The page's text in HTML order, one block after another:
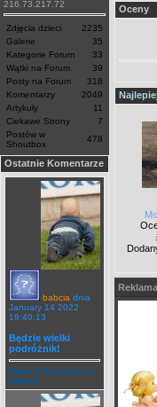
216.73.217.72
Zdjęcia dzieci
2235
Galerie
35
Kategorie Forum
33
Wątki na Forum
39
Posty na Forum
318
Komentarzy
2049
Artykuły
11
Ciekawe Strony
7
Postów w
Shoutbox
478
Ostatnie Komentarze
babcia dnia
January 14 2022
18:40:13
Będzie wielki
podróżnik!
Zobacz Komentarze
Galerii
Oceny
Reklama